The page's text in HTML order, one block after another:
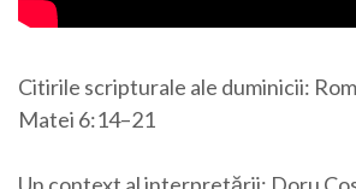
Citirile scripturale ale duminicii:
Matei 6:14​–21